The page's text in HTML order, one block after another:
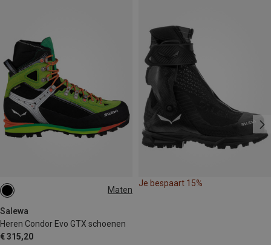
Maten
Salewa
Heren Condor Evo GTX schoenen
€ 315,20
40
Je bespaart 15%